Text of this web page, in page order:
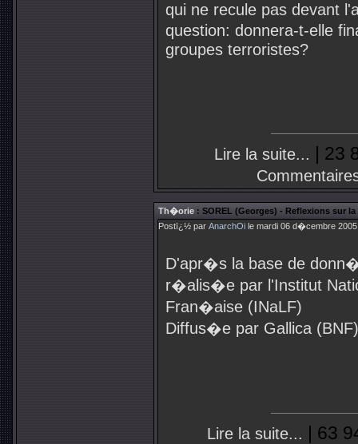
qui ne recule pas devant
question: donnera-t-elle
groupes terroristes?
Lire la suite... | 23
Th�orie : SOREL (Georges) - Reflexions sur la
Postï¿½ par AnarchOi le mardi 06 d�cembre
D'apr�s la base de
r�alis�e par l'Institut
Fran�aise (INaLF)
Diffus�e par Gallica (BNF)
Lire la suite... | 63